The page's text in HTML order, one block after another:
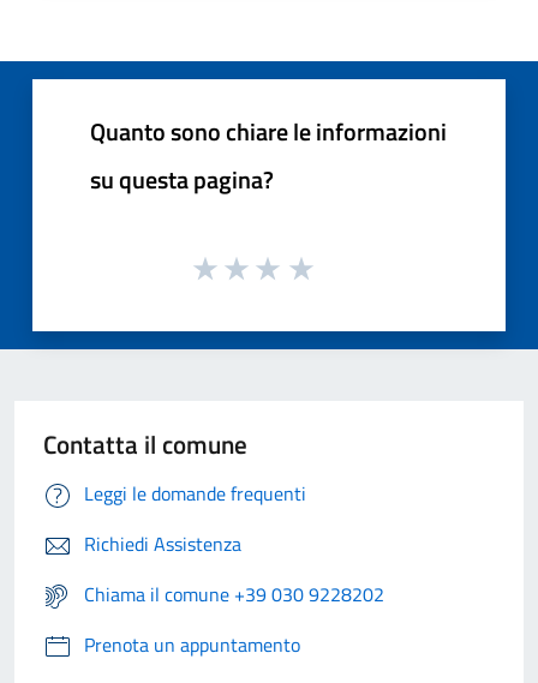
Quanto sono chiare le informazioni
su questa pagina?
Contatta il comune
Leggi le domande frequenti
Richiedi Assistenza
Chiama il comune +39 030 9228202
Prenota un appuntamento